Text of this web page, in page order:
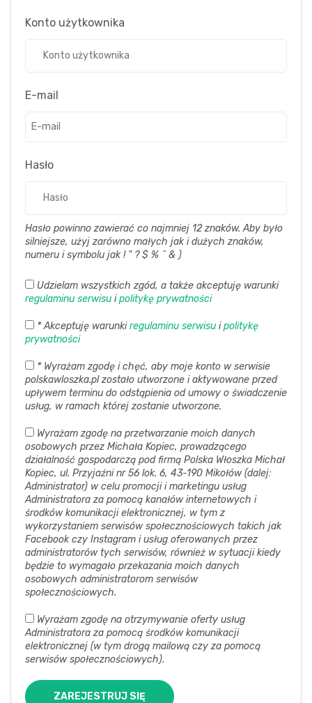
Konto użytkownika
E-mail
Hasło
Hasło powinno zawierać co najmniej 12 znaków. Aby było
silniejsze, użyj zarówno małych jak i dużych znaków,
numeru i symbolu jak ! " ? $ % ^ & )
Udzielam wszystkich zgód, a także akceptuję warunki
regulaminu serwisu ipolitykę prywatności
*Akceptuję warunkiregulaminu serwisu ipolitykę
prywatności
*Wyrażam zgodę i chęć, aby moje konto w serwisie
polskawloszka.pl zostało utworzone i aktywowane przed
upływem terminu do odstąpienia od umowy o świadczenie
usług, w ramach której zostanie utworzone.
Wyrażam zgodę na przetwarzanie moich danych
osobowych przez Michała Kopiec, prowadzącego
działalność gospodarczą pod firmą Polska Włoszka Michał
Kopiec, ul. Przyjaźni nr 56 lok. 6, 43-190 Mikołów (dalej:
Administrator) w celu promocji i marketingu usług
Administratora za pomocą kanałów internetowych i
środków komunikacji elektronicznej, w tym z
wykorzystaniem serwisów społecznościowych takich jak
Facebook czy Instagram i usług oferowanych przez
administratorów tych serwisów, również w sytuacji kiedy
będzie to wymagało przekazania moich danych
osobowych administratorom serwisów
społecznościowych.
Wyrażam zgodę na otrzymywanie oferty usług
Administratora za pomocą środków komunikacji
elektronicznej (w tym drogą mailową czy za pomocą
serwisów społecznościowych).
ZAREJESTRUJ SIĘ